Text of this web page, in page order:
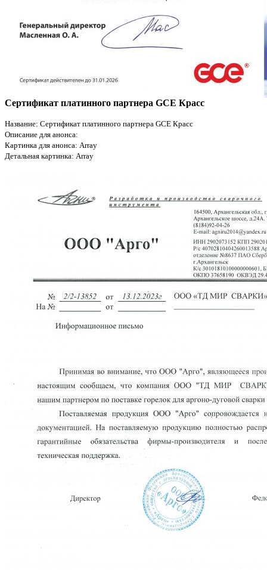
Сертификат платинного партнера GCE Красс
Название: Сертификат платинного партнера GCE Красс
Описание для анонса:
Картинка для анонса: Array
Детальная картинка: Array